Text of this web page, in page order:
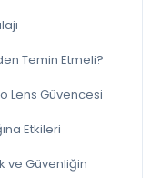
Temin Etmeli?
Lens Güvencesi
Etkileri
ve Güvenliğin